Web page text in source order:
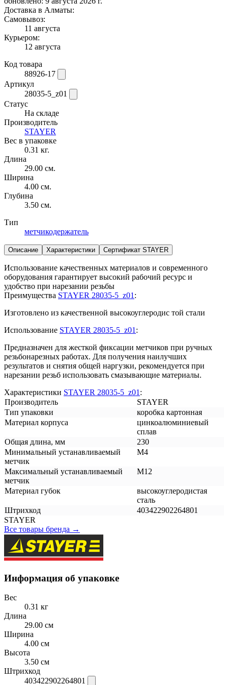
Доставка в Алматы:
Самовывоз:
11 августа
Курьером:
12 августа
Код товара
88926-17
Артикул
28035-5_z01
Статус
На складе
Производитель
STAYER
Вес в упаковке
0.31 кг.
Длина
29.00 см.
Ширина
4.00 см.
Глубина
3.50 см.
Тип
метчикодержатель
Описание Характеристики Сертификат STAYER
Использование качественных материалов и современного
оборудования гарантирует высокий рабочий ресурс и
удобство при нарезании резьбы
Преимущества STAYER 28035-5_z01 :
Изготовлено из качественной высокоуглеродис той стали
Использование STAYER 28035-5_z01 :
Предназначен для жесткой фиксации метчиков при ручных
резьбонарезных работах. Для получения наилучших
результатов и снятия общей наргузки, рекомендуется при
нарезании резьб использовать смазывающие материалы.
Характеристики STAYER 28035-5_z01 :
Производитель
STAYER
Тип упаковки
коробка картонная
Материал корпуса
цинкоалюминиевый
сплав
Общая длина, мм
230
Минимальный устанавливаемый
метчик
М4
Максимальный устанавливаемый
метчик
М12
Материал губок
высокоуглеродистая
сталь
Штрихкод
403422902264801
STAYER
Все товары бренда →
Информация об упаковке
Вес
0.31 кг
Длина
29.00 см
Ширина
4.00 см
Высота
3.50 см
Штрихкод
403422902264801